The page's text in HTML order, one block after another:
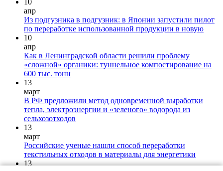
10
апр
Из подгузника в подгузник: в Японии запустили пилот
по переработке использованной продукции в новую
10
апр
Как в Ленинградской области решили проблему
«сложной» органики: туннельное компостирование на
600 тыс. тонн
13
март
В РФ предложили метод одновременной выработки
тепла, электроэнергии и «зеленого» водорода из
сельхозотходов
13
март
Российские ученые нашли способ переработки
текстильных отходов в материалы для энергетики
13